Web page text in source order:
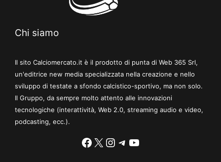
Chi siamo
Il sito Calciomercato.it è il prodotto di punta di Web 365 Srl,
un'editrice new media specializzata nella creazione e nello
sviluppo di testate a sfondo calcistico-sportivo, ma non solo.
Il Gruppo, da sempre molto attento alle innovazioni
tecnologiche (interattività, Web 2.0, streaming audio e video,
podcasting, ecc.).
Facebook
X Instagram
Telegram
YouTube